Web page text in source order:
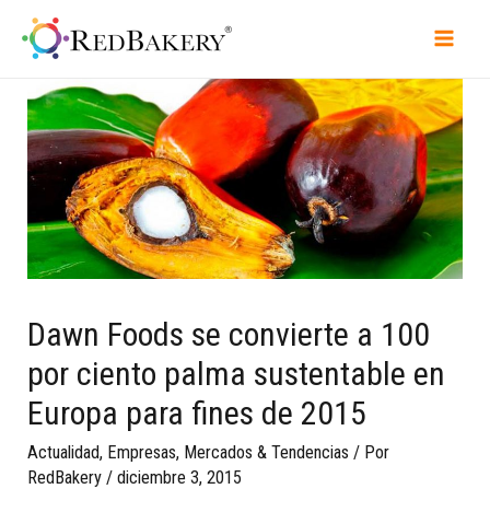
Dawn Foods se convierte a 100
por ciento palma sustentable en
Europa para fines de 2015
Actualidad, Empresas, Mercados & Tendencias / Por
RedBakery /diciembre 3, 2015